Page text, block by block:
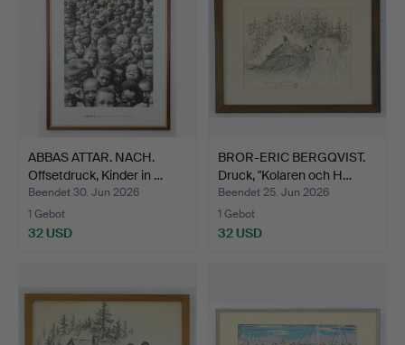
ABBAS ATTAR. NACH.
Offsetdruck, Kinder in …
Beendet 30. Jun 2026
1 Gebot
32 USD
BROR-ERIC BERGQVIST.
Druck, "Kolaren och H…
Beendet 25. Jun 2026
1 Gebot
32 USD